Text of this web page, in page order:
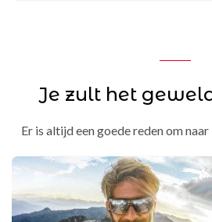
Je zult het
Er is altijd een goede reden om